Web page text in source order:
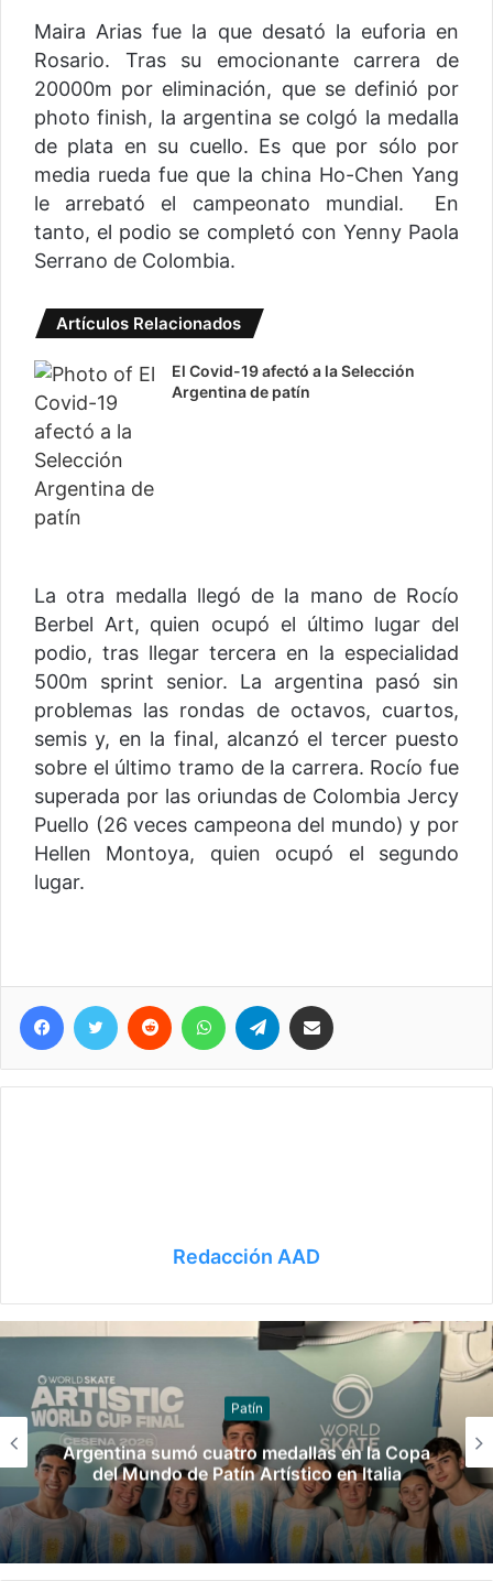
Maira Arias fue la que desató la euforia en
Rosario. Tras su emocionante carrera de
20000m por eliminación, que se definió por
photo finish, la argentina se colgó la medalla
de plata en su cuello. Es que por sólo por
media rueda fue que la china Ho-Chen Yang
le arrebató el campeonato mundial. En
tanto, el podio se completó con Yenny Paola
Serrano de Colombia.
Artículos Relacionados
El Covid-19 afectó a la Selección
Argentina de patín
La otra medalla llegó de la mano de Rocío
Berbel Art, quien ocupó el último lugar del
podio, tras llegar tercera en la especialidad
500m sprint senior. La argentina pasó sin
problemas las rondas de octavos, cuartos,
semis y, en la final, alcanzó el tercer puesto
sobre el último tramo de la carrera. Rocío fue
superada por las oriundas de Colombia Jercy
Puello (26 veces campeona del mundo) y por
Hellen Montoya, quien ocupó el segundo
lugar.
Telegram
Redacción AAD
Artistic World Cup Buenos Aires 2026:
Resultados completos